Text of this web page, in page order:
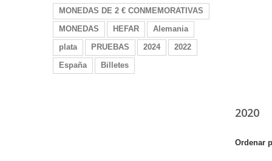
MONEDAS DE 2 € CONMEMORATIVAS
MONEDAS
HEFAR
Alemania
plata
PRUEBAS 2024
2022
España
Billetes
2020
Ordenar